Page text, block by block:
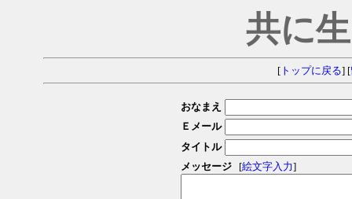
共に
[トップに戻る] [
おなまえ
Ｅメール
タイトル
メッセージ
[絵文字入力]